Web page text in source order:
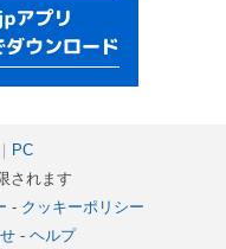
PC
されます
- クッキーポリシー
- ヘルプ